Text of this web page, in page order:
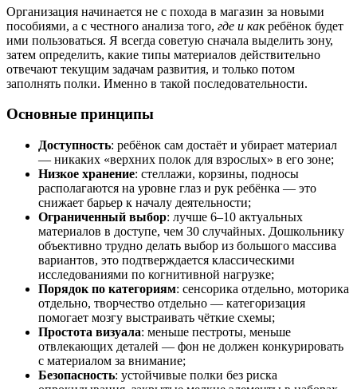
Организация начинается не с похода в магазин за новыми
пособиями, а с честного анализа того, где и какребёнок будет
ими пользоваться. Я всегда советую сначала выделить зону,
затем определить, какие типы материалов действительно
отвечают текущим задачам развития, и только потом
заполнять полки. Именно в такой последовательности.
Основные принципы
Доступность: ребёнок сам достаёт и убирает материал
— никаких «верхних полок для взрослых» в его зоне;
Низкое хранение: стеллажи, корзины, подносы
располагаются на уровне глаз и рук ребёнка — это
снижает барьер к началу деятельности;
Ограниченный выбор: лучше 6–10 актуальных
материалов в доступе, чем 30 случайных. Дошкольнику
объективно трудно делать выбор из большого массива
вариантов, это подтверждается классическими
исследованиями по когнитивной нагрузке;
Порядок по категориям: сенсорика отдельно, моторика
отдельно, творчество отдельно — категоризация
помогает мозгу выстраивать чёткие схемы;
Простота визуала: меньше пестроты, меньше
отвлекающих деталей — фон не должен конкурировать
с материалом за внимание;
Безопасность: устойчивые полки без риска